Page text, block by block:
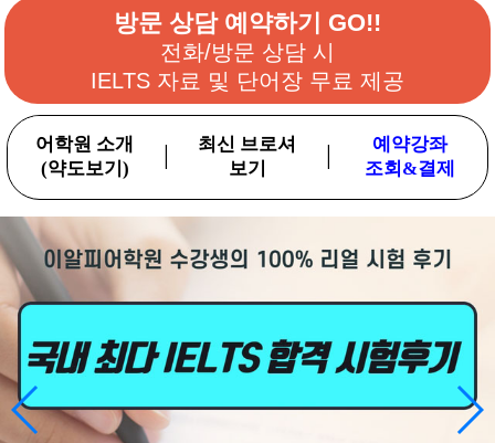
방문 상담 예약하기 GO!!
전화/방문 상담 시
IELTS 자료 및 단어장 무료 제공
어학원 소개
(약도보기)
최신 브로셔
보기
예약강좌
조회&결제